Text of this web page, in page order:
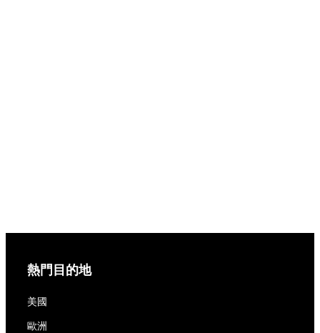
熱門目的地
美國
歐洲